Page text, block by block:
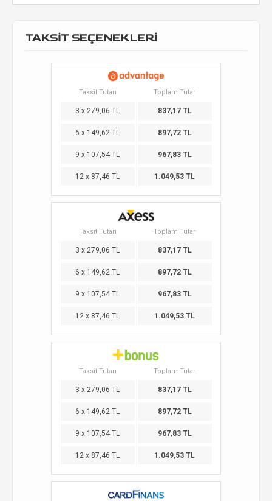
TAKSİT SEÇENEKLERİ
Taksit Tutarı Toplam Tutar
3 x 279,06 TL 837,17 TL
6 x 149,62 TL 897,72 TL
9 x 107,54 TL 967,83 TL
12 x 87,46 TL 1.049,53 TL
Taksit Tutarı Toplam Tutar
3 x 279,06 TL 837,17 TL
6 x 149,62 TL 897,72 TL
9 x 107,54 TL 967,83 TL
12 x 87,46 TL 1.049,53 TL
Taksit Tutarı Toplam Tutar
3 x 279,06 TL 837,17 TL
6 x 149,62 TL 897,72 TL
9 x 107,54 TL 967,83 TL
12 x 87,46 TL 1.049,53 TL